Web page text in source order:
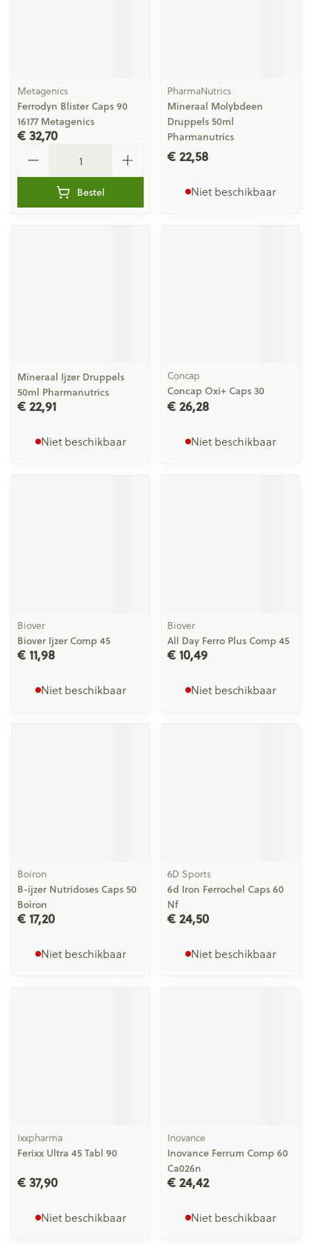
Metagenics
Ferrodyn Blister Caps 90
16177 Metagenics
€ 32,70
Bestel
PharmaNutrics
Mineraal Molybdeen
Druppels 50ml
Pharmanutrics
€ 22,58
Niet beschikbaar
Mineraal Ijzer Druppels
50ml Pharmanutrics
€ 22,91
Niet beschikbaar
Concap
Concap Oxi+ Caps 30
€ 26,28
Niet beschikbaar
Biover
Biover Ijzer Comp 45
€ 11,98
Niet beschikbaar
Biover
All Day Ferro Plus Comp 45
€ 10,49
Niet beschikbaar
Boiron
B-ijzer Nutridoses Caps 50
Boiron
€ 17,20
Niet beschikbaar
6D Sports
6d Iron Ferrochel Caps 60
Nf
€ 24,50
Niet beschikbaar
Ixxpharma
Ferixx Ultra 45 Tabl 90
€ 37,90
Niet beschikbaar
Inovance
Inovance Ferrum Comp 60
Ca026n
€ 24,42
Niet beschikbaar